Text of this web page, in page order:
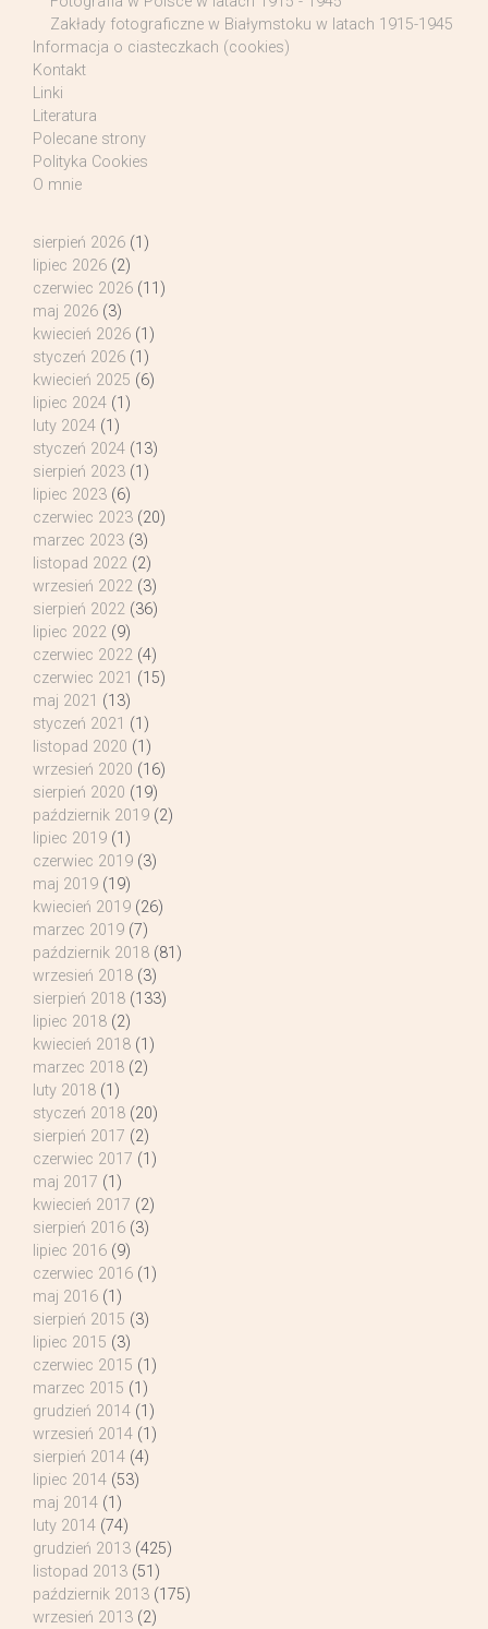
Zakłady fotograficzne w Białymstoku w latach 1915-1945
Informacja o ciasteczkach (cookies)
Kontakt
Linki
Literatura
Polecane strony
Polityka Cookies
O mnie
sierpień 2026 (1)
lipiec 2026 (2)
czerwiec 2026 (11)
maj 2026 (3)
kwiecień 2026 (1)
styczeń 2026 (1)
kwiecień 2025 (6)
lipiec 2024 (1)
luty 2024 (1)
styczeń 2024 (13)
sierpień 2023 (1)
lipiec 2023 (6)
czerwiec 2023 (20)
marzec 2023 (3)
listopad 2022 (2)
wrzesień 2022 (3)
sierpień 2022 (36)
lipiec 2022 (9)
czerwiec 2022 (4)
czerwiec 2021 (15)
maj 2021 (13)
styczeń 2021 (1)
listopad 2020 (1)
wrzesień 2020 (16)
sierpień 2020 (19)
październik 2019 (2)
lipiec 2019 (1)
czerwiec 2019 (3)
maj 2019 (19)
kwiecień 2019 (26)
marzec 2019 (7)
październik 2018 (81)
wrzesień 2018 (3)
sierpień 2018 (133)
lipiec 2018 (2)
kwiecień 2018 (1)
marzec 2018 (2)
luty 2018 (1)
styczeń 2018 (20)
sierpień 2017 (2)
czerwiec 2017 (1)
maj 2017 (1)
kwiecień 2017 (2)
sierpień 2016 (3)
lipiec 2016 (9)
czerwiec 2016 (1)
maj 2016 (1)
sierpień 2015 (3)
lipiec 2015 (3)
czerwiec 2015 (1)
marzec 2015 (1)
grudzień 2014 (1)
wrzesień 2014 (1)
sierpień 2014 (4)
lipiec 2014 (53)
maj 2014 (1)
luty 2014 (74)
grudzień 2013 (425)
listopad 2013 (51)
październik 2013 (175)
wrzesień 2013 (2)